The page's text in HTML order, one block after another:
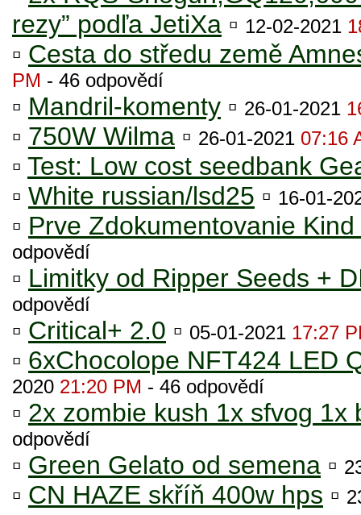
rezy” podľa JetiXa ▫ 12-02-2021
▫ Cesta do středu země
PM - 46 odpovědí
▫ Mandril-komenty ▫ 26-01-2021
▫ 750W Wilma ▫ 26-01-2021 07:16
▫ Test: Low cost seedbank
▫ White russian/lsd25 ▫ 16-01-
▫ Prve Zdokumentovanie
odpovědí
▫ Limitky od Ripper Seeds +
odpovědí
▫ Critical+ 2.0 ▫ 05-01-2021 17:27
▫ 6xChocolope NFT424 LED
2020 21:20 PM - 46 odpovědí
▫ 2x zombie kush 1x sfvog 1x
odpovědí
▫ Green Gelato od semena ▫
▫ CN HAZE skříň 400w hps ▫